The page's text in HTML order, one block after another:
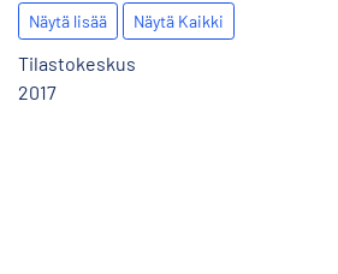
Näytä lisää Näytä Kaikki
Tilastokeskus
2017